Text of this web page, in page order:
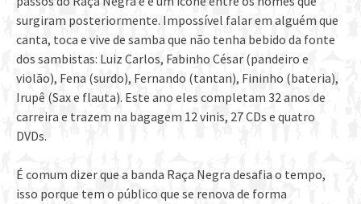
surgiram posteriormente. Impossível falar em alguém que
canta, toca e vive de samba que não tenha bebido da fonte
dos sambistas: Luiz Carlos, Fabinho César (pandeiro e
violão), Fena (surdo), Fernando (tantan), Fininho (bateria),
Irupê (Sax e flauta). Este ano eles completam 32 anos de
carreira e trazem na bagagem 12 vinis, 27 CDs e quatro
DVDs.
É comum dizer que a banda Raça Negra desafia o tempo,
isso porque tem o público que se renova de forma